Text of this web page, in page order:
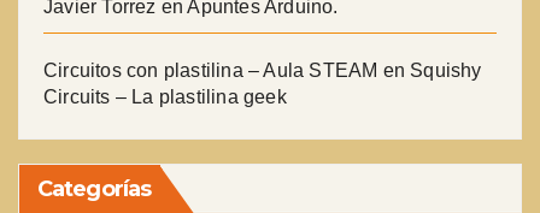
Javier Torrez enApuntes Arduino.
Circuitos con plastilina – Aula STEAM en Squishy
Circuits – La plastilina geek
Categorías